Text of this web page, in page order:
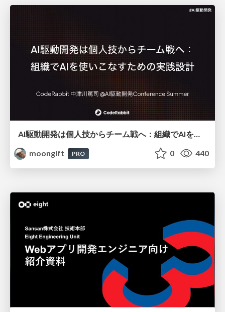
AI駆動開発は個人技からチーム戦へ：組織でAIを使いこなすための実践設計
moongift
PRO 0 440